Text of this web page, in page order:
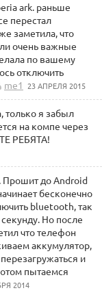
ark. раньше
перестал
заметила, что
очень важные
по вашему
отключить
me1 23 АПРЕЛЯ 2015
только я забыл
на компе через
РЕБЯТА!
Прошит до Android
бесконечно
bluetooth, так
Но после
что телефон
аккумулятор,
и
пытаемся
2014